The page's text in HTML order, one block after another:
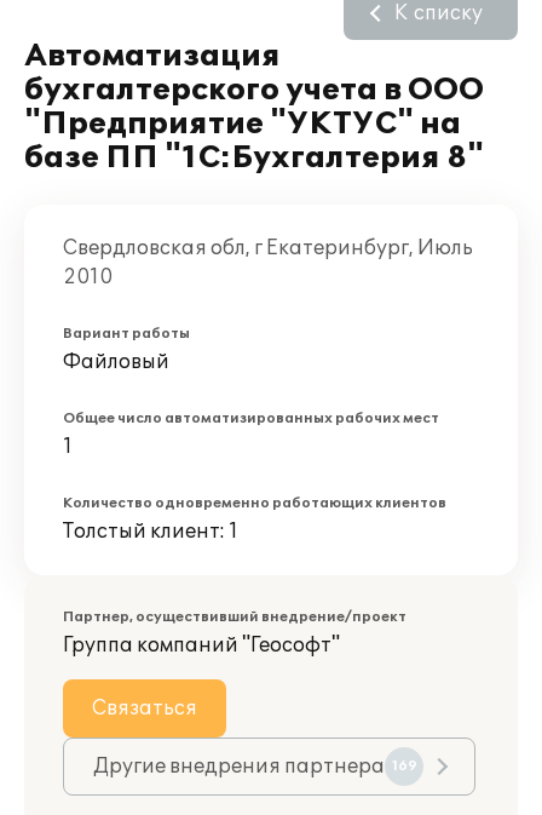
Автоматизация
бухгалтерского учета в ООО
"Предприятие "УКТУС" на
базе ПП "1С:Бухгалтерия 8"
К списку
Свердловская обл, г Екатеринбург, Июль
2010
Вариант работы
Файловый
Общее число автоматизированных рабочих мест
1
Количество одновременно работающих клиентов
Толстый клиент: 1
Партнер, осуществивший внедрение/проект
Группа компаний "Геософт"
Связаться
Другие внедрения партнера 169